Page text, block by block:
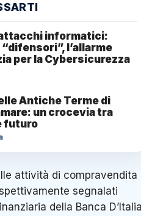
informatici:
l’allarme
per la Cybersicurezza
Antiche Terme di
un crocevia tra
futuro
attività di compravendita
segnalati
della Banca